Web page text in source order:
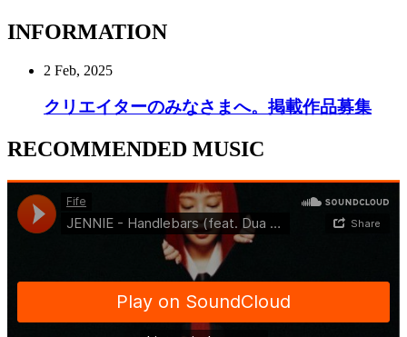
INFORMATION
2 Feb, 2025
クリエイターのみなさまへ。掲載作品募集
RECOMMENDED MUSIC